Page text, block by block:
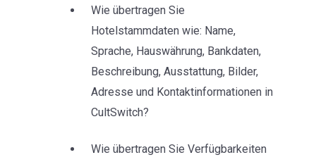
Wie übertragen Sie
Hotelstammdaten wie: Name,
Sprache, Hauswährung, Bankdaten,
Beschreibung, Ausstattung, Bilder,
Adresse und Kontaktinformationen in
CultSwitch?
Wie übertragen Sie Verfügbarkeiten